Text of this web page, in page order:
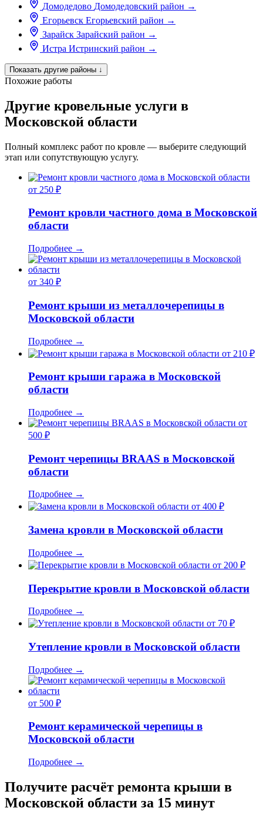
Домодедово Домодедовский район →
Егорьевск Егорьевский район →
Зарайск Зарайский район →
Истра Истринский район →
Показать другие районы ↓
Похожие работы
Другие кровельные услуги в
Московской области
Полный комплекс работ по кровле — выберите следующий
этап или сопутствующую услугу.
от 250 ₽
Ремонт кровли частного дома в Московской
области
Подробнее →
от 340 ₽
Ремонт крыши из металлочерепицы в
Московской области
Подробнее →
от 210 ₽
Ремонт крыши гаража в Московской
области
Подробнее →
от
500 ₽
Ремонт черепицы BRAAS в Московской
области
Подробнее →
от 400 ₽
Замена кровли в Московской области
Подробнее →
от 200 ₽
Перекрытие кровли в Московской области
Подробнее →
от 70 ₽
Утепление кровли в Московской области
Подробнее →
от 500 ₽
Ремонт керамической черепицы в
Московской области
Подробнее →
Получите расчёт ремонта крыши в
Московской области за 15 минут